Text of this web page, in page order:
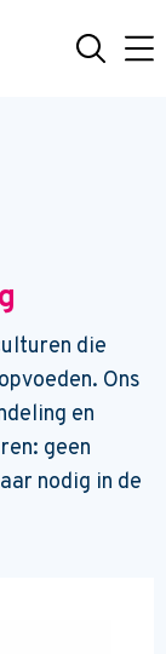
die
Ons
en
geen
nodig in de